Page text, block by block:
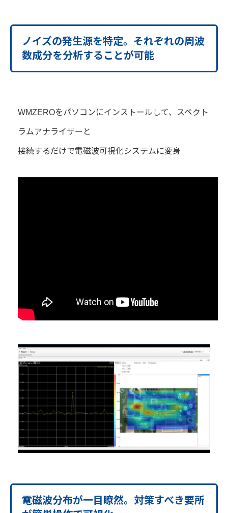
ノイズの発生源を特定。それぞれの周波
数成分を分析することが可能
WMZEROをパソコンにインストールして、スペクト
ラムアナライザーと
接続するだけで電磁波可視化システムに変身
電磁波分布が一目瞭然。対策すべき要所